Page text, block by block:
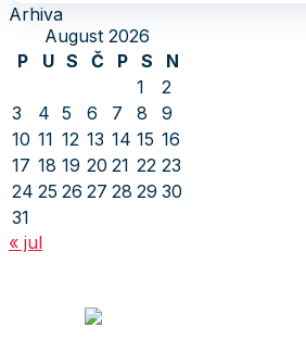
Arhiva
August 2026
P
U S Č P S
N
1
2
3
4 5 6 7 8
9
10 11 12 13 14 15 16
17 18 19 20 21 22 23
24 25 26 27 28 29 30
31
« jul